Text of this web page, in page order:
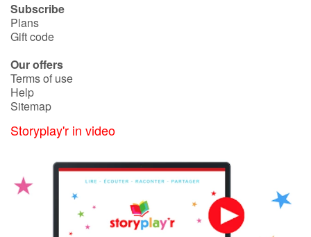
Learn french with Storyplay'r
French book lists for children
Reading for children
Activities and workshops
Subscribe
Plans
Gift code
Our offers
Terms of use
Help
Sitemap
Storyplay'r in video